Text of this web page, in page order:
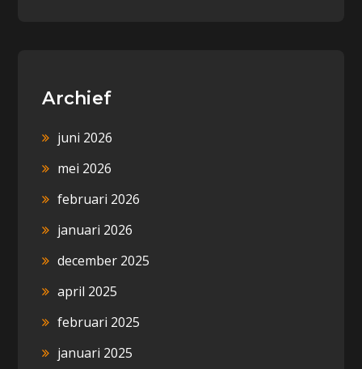
Archief
juni 2026
mei 2026
februari 2026
januari 2026
december 2025
april 2025
februari 2025
januari 2025